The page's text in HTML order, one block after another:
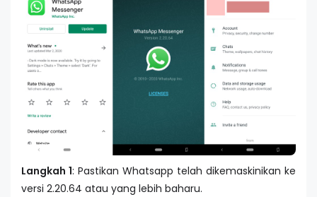
Langkah 1: Pastikan Whatsapp telah dikemaskinikan ke
versi 2.20.64 atau yang lebih baharu.